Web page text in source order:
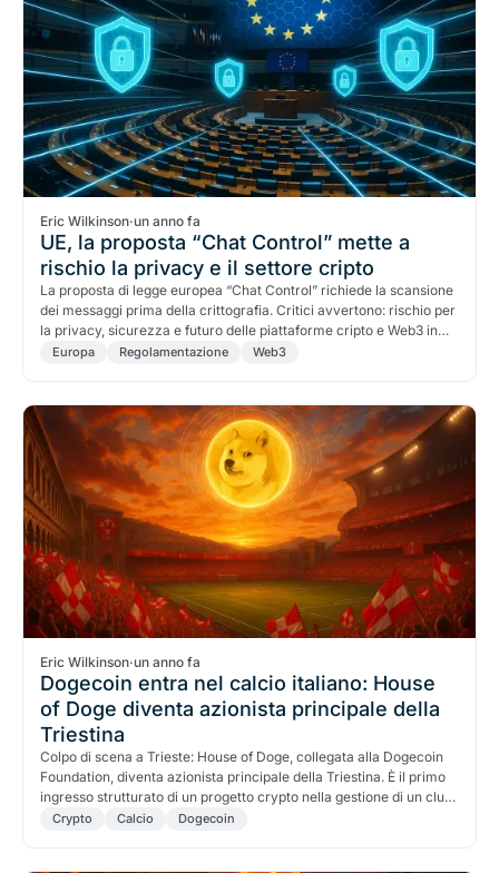
Eric Wilkinson·un anno fa
UE, la proposta “Chat Control” mette a
rischio la privacy e il settore cripto
La proposta di legge europea “Chat Control” richiede la scansione
dei messaggi prima della crittografia. Critici avvertono: rischio per
la privacy, sicurezza e futuro delle piattaforme cripto e Web3 in
Europa.
Europa Regolamentazione Web3
Eric Wilkinson·un anno fa
Dogecoin entra nel calcio italiano: House
of Doge diventa azionista principale della
Triestina
Colpo di scena a Trieste: House of Doge, collegata alla Dogecoin
Foundation, diventa azionista principale della Triestina. È il primo
ingresso strutturato di un progetto crypto nella gestione di un club
di calcio italiano.
Crypto Calcio Dogecoin